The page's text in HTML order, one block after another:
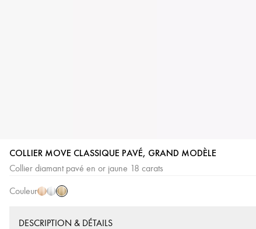
COLLIER MOVE CLASSIQUE PAVÉ, GRAND MODÈLE
Collier diamant pavé en or jaune 18 carats
Couleur
Or
Or
Jaune
DESCRIPTION & DÉTAILS